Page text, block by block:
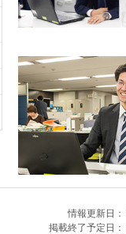
情報更新日：
掲載終了予定日：